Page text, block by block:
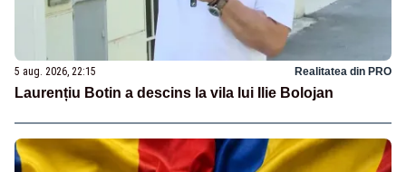
5 aug. 2026, 22:15 Realitatea din PRO
Laurențiu Botin a descins la vila lui Ilie Bolojan